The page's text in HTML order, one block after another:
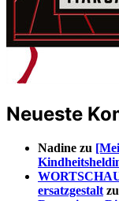
Neueste
Nadine zu
ersatzgestalt zu